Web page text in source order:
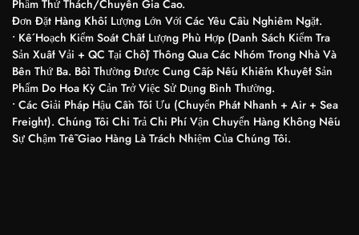
Phẩm Thử Thách/chuyên Gia Cao.
Đơn Đặt Hàng Khối Lượng Lớn Với Các Yêu Cầu Nghiêm Ngặt.
• Kế Hoạch Kiểm Soát Chất Lượng Phù Hợp (Danh Sách Kiểm Tra
Sản Xuất Vải + QC Tại Chỗ) Thông Qua Các Nhóm Trong Nhà Và
Bên Thứ Ba. Bồi Thường Được Cung Cấp Nếu Khiếm Khuyết Sản
Phẩm Do Hoa Kỳ Cản Trở Việc Sử Dụng Bình Thường.
• Các Giải Pháp Hậu Cần Tối Ưu (Chuyển Phát Nhanh + Air + Sea
Freight). Chúng Tôi Chi Trả Chi Phí Vận Chuyển Hàng Không Nếu
Sự Chậm Trễ Giao Hàng Là Trách Nhiệm Của Chúng Tôi.